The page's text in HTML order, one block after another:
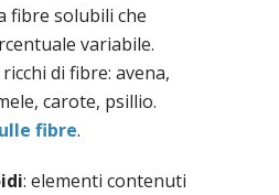
fibre solubili che
variabile.
di fibre: avena,
carote, psillio.
fibre.
: elementi contenuti